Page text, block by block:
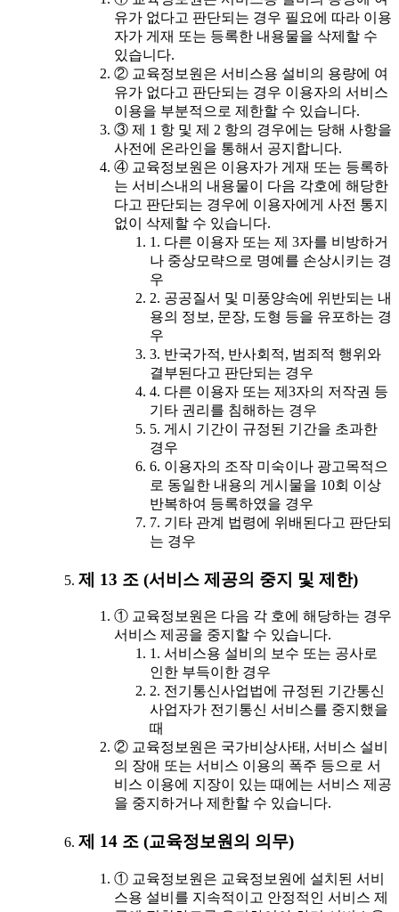
유가 없다고 판단되는 경우 필요에 따라 이용
자가 게재 또는 등록한 내용물을 삭제할 수
있습니다.
② 교육정보원은 서비스용 설비의 용량에 여
유가 없다고 판단되는 경우 이용자의 서비스
이용을 부분적으로 제한할 수 있습니다.
③ 제 1 항 및 제 2 항의 경우에는 당해 사항을
사전에 온라인을 통해서 공지합니다.
④ 교육정보원은 이용자가 게재 또는 등록하
는 서비스내의 내용물이 다음 각호에 해당한
다고 판단되는 경우에 이용자에게 사전 통지
없이 삭제할 수 있습니다.
1. 다른 이용자 또는 제 3자를 비방하거
나 중상모략으로 명예를 손상시키는 경
우
2. 공공질서 및 미풍양속에 위반되는 내
용의 정보, 문장, 도형 등을 유포하는 경
우
3. 반국가적, 반사회적, 범죄적 행위와
결부된다고 판단되는 경우
4. 다른 이용자 또는 제3자의 저작권 등
기타 권리를 침해하는 경우
5. 게시 기간이 규정된 기간을 초과한
경우
6. 이용자의 조작 미숙이나 광고목적으
로 동일한 내용의 게시물을 10회 이상
반복하여 등록하였을 경우
7. 기타 관계 법령에 위배된다고 판단되
는 경우
제 13 조 (서비스 제공의 중지 및 제한)
① 교육정보원은 다음 각 호에 해당하는 경우
서비스 제공을 중지할 수 있습니다.
1. 서비스용 설비의 보수 또는 공사로
인한 부득이한 경우
2. 전기통신사업법에 규정된 기간통신
사업자가 전기통신 서비스를 중지했을
때
② 교육정보원은 국가비상사태, 서비스 설비
의 장애 또는 서비스 이용의 폭주 등으로 서
비스 이용에 지장이 있는 때에는 서비스 제공
을 중지하거나 제한할 수 있습니다.
제 14 조 (교육정보원의 의무)
① 교육정보원은 교육정보원에 설치된 서비
스용 설비를 지속적이고 안정적인 서비스 제